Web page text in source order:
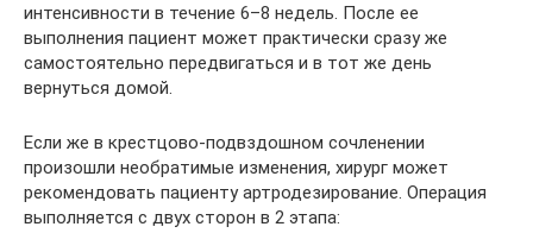
интенсивности в течение 6–8 недель. После ее
выполнения пациент может практически сразу же
самостоятельно передвигаться и в тот же день
вернуться домой.
Если же в крестцово-подвздошном сочленении
произошли необратимые изменения, хирург может
рекомендовать пациенту артродезирование. Операция
выполняется с двух сторон в 2 этапа: